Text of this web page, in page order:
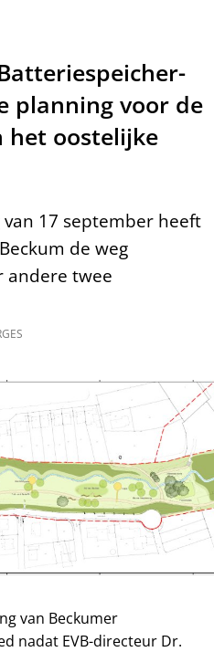
planning voor de
het oostelijke
17 september heeft
de weg
andere twee
van Beckumer
nadat EVB-directeur Dr.